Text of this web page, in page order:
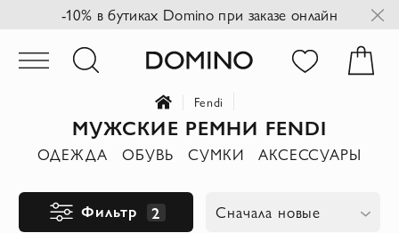
-10% в бутиках Domino при заказе онлайн
Fendi
МУЖСКИЕ РЕМНИ FENDI
ОДЕЖДА ОБУВЬ СУМКИ АКСЕССУАРЫ
Фильтр 2 Сначала новые